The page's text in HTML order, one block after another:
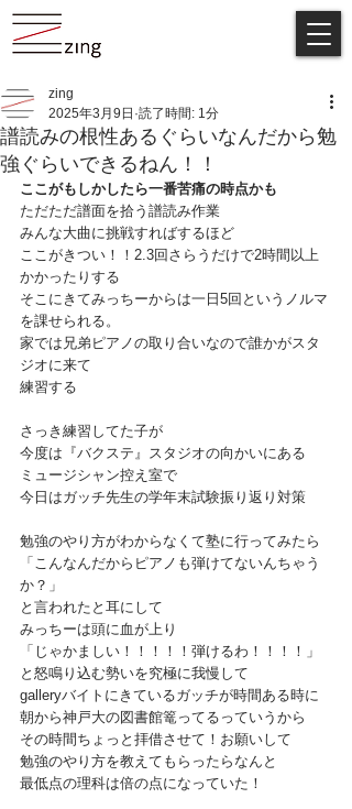
譜読みの根性あるぐらいなんだから勉
強ぐらいできるねん！！
zing
2025年3月9日 読了時間: 1分
ここがもしかしたら一番苦痛の時点かも
ただただ譜面を拾う譜読み作業
みんな大曲に挑戦すればするほど
ここがきつい！！2.3回さらうだけで2時間以上
かかったりする
そこにきてみっちーからは一日5回というノルマ
を課せられる。
家では兄弟ピアノの取り合いなので誰かがスタ
ジオに来て
練習する
さっき練習してた子が
今度は『バクステ』スタジオの向かいにある
ミュージシャン控え室で
今日はガッチ先生の学年末試験振り返り対策
勉強のやり方がわからなくて塾に行ってみたら
「こんなんだからピアノも弾けてないんちゃう
か？」
と言われたと耳にして
みっちーは頭に血が上り
「じゃかましい！！！！！弾けるわ！！！！」
と怒鳴り込む勢いを究極に我慢して
galleryバイトにきているガッチが時間ある時に
朝から神戸大の図書館篭ってるっていうから
その時間ちょっと拝借させて！お願いして
勉強のやり方を教えてもらったらなんと
最低点の理科は倍の点になっていた！